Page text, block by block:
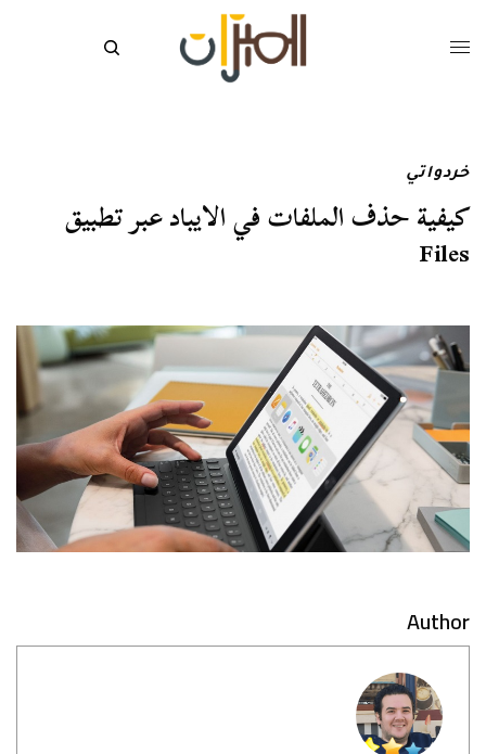
خردواتي
كيفية حذف الملفات في الايباد عبر تطبيق
Files
Author